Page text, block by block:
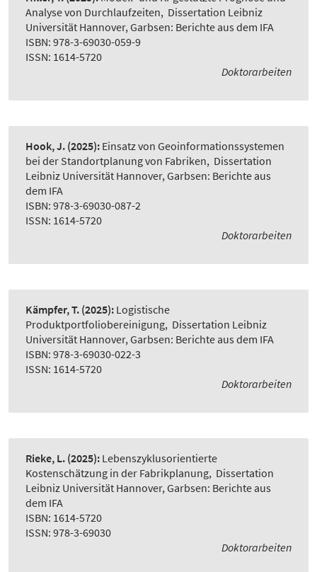
Analyse von Durchlaufzeiten, Dissertation Leibniz
Universität Hannover, Garbsen: Berichte aus dem IFA
ISBN: 978-3-69030-059-9
ISSN: 1614-5720
Doktorarbeiten
Hook, J. (2025): Einsatz von Geoinformationssystemen
bei der Standortplanung von Fabriken, Dissertation
Leibniz Universität Hannover, Garbsen: Berichte aus
dem IFA
ISBN: 978-3-69030-087-2
ISSN: 1614-5720
Doktorarbeiten
Kämpfer, T. (2025): Logistische
Produktportfoliobereinigung, Dissertation Leibniz
Universität Hannover, Garbsen: Berichte aus dem IFA
ISBN: 978-3-69030-022-3
ISSN: 1614-5720
Doktorarbeiten
Rieke, L. (2025): Lebenszyklusorientierte
Kostenschätzung in der Fabrikplanung, Dissertation
Leibniz Universität Hannover, Garbsen: Berichte aus
dem IFA
ISBN: 1614-5720
ISSN: 978-3-69030
Doktorarbeiten